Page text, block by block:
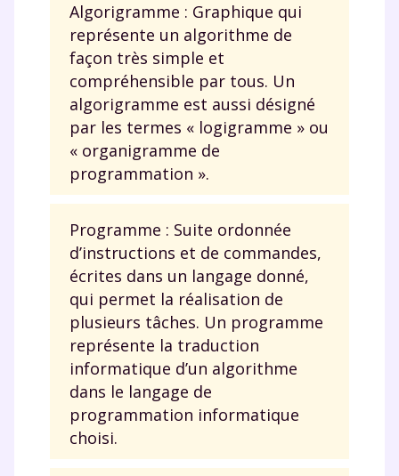
Algorigramme : Graphique qui
représente un algorithme de
façon très simple et
compréhensible par tous. Un
algorigramme est aussi désigné
par les termes « logigramme » ou
« organigramme de
programmation ».
Programme : Suite ordonnée
d’instructions et de commandes,
écrites dans un langage donné,
qui permet la réalisation de
plusieurs tâches. Un programme
représente la traduction
informatique d’un algorithme
dans le langage de
programmation informatique
choisi.